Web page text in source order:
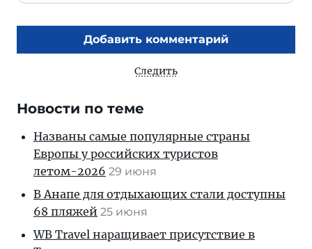
Добавить комментарий
Следить
Новости по теме
Названы самые популярные страны
Европы у российских туристов
летом-2026 29 июня
В Анапе для отдыхающих стали доступны
68 пляжей 25 июня
WB Travel наращивает присутствие в